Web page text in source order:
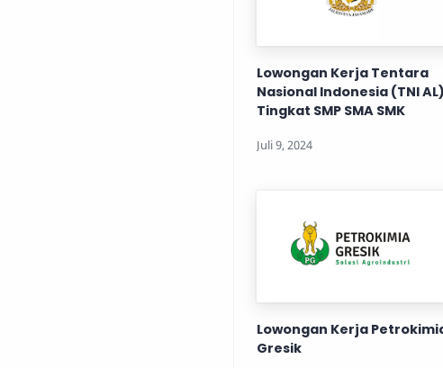
Lowongan Kerja Tentara
Nasional Indonesia (TNI AL)
Tingkat SMP SMA SMK
Lowongan Kerja
Gresik